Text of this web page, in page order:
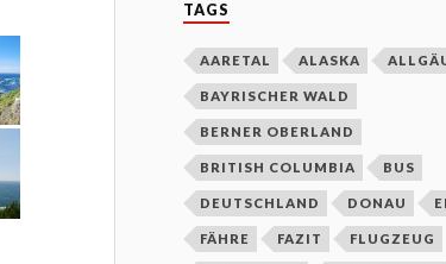
TAGS
AARETAL ALASKA
BAYRISCHER WALD
BERNER OBERLAND
BRITISH COLUMBIA BUS
DEUTSCHLAND DONAU
FÄHRE FAZIT FLUGZEUG